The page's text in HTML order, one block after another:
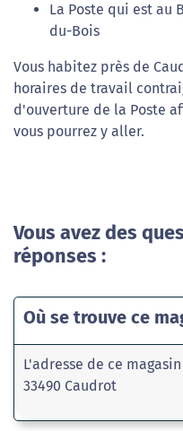
La Poste qui est au
du-Bois
Vous habitez près de
horaires de travail
d'ouverture de la Poste
vous pourrez y aller.
Vous avez des
réponses :
Où se trouve ce
L'adresse de ce
33490 Caudrot